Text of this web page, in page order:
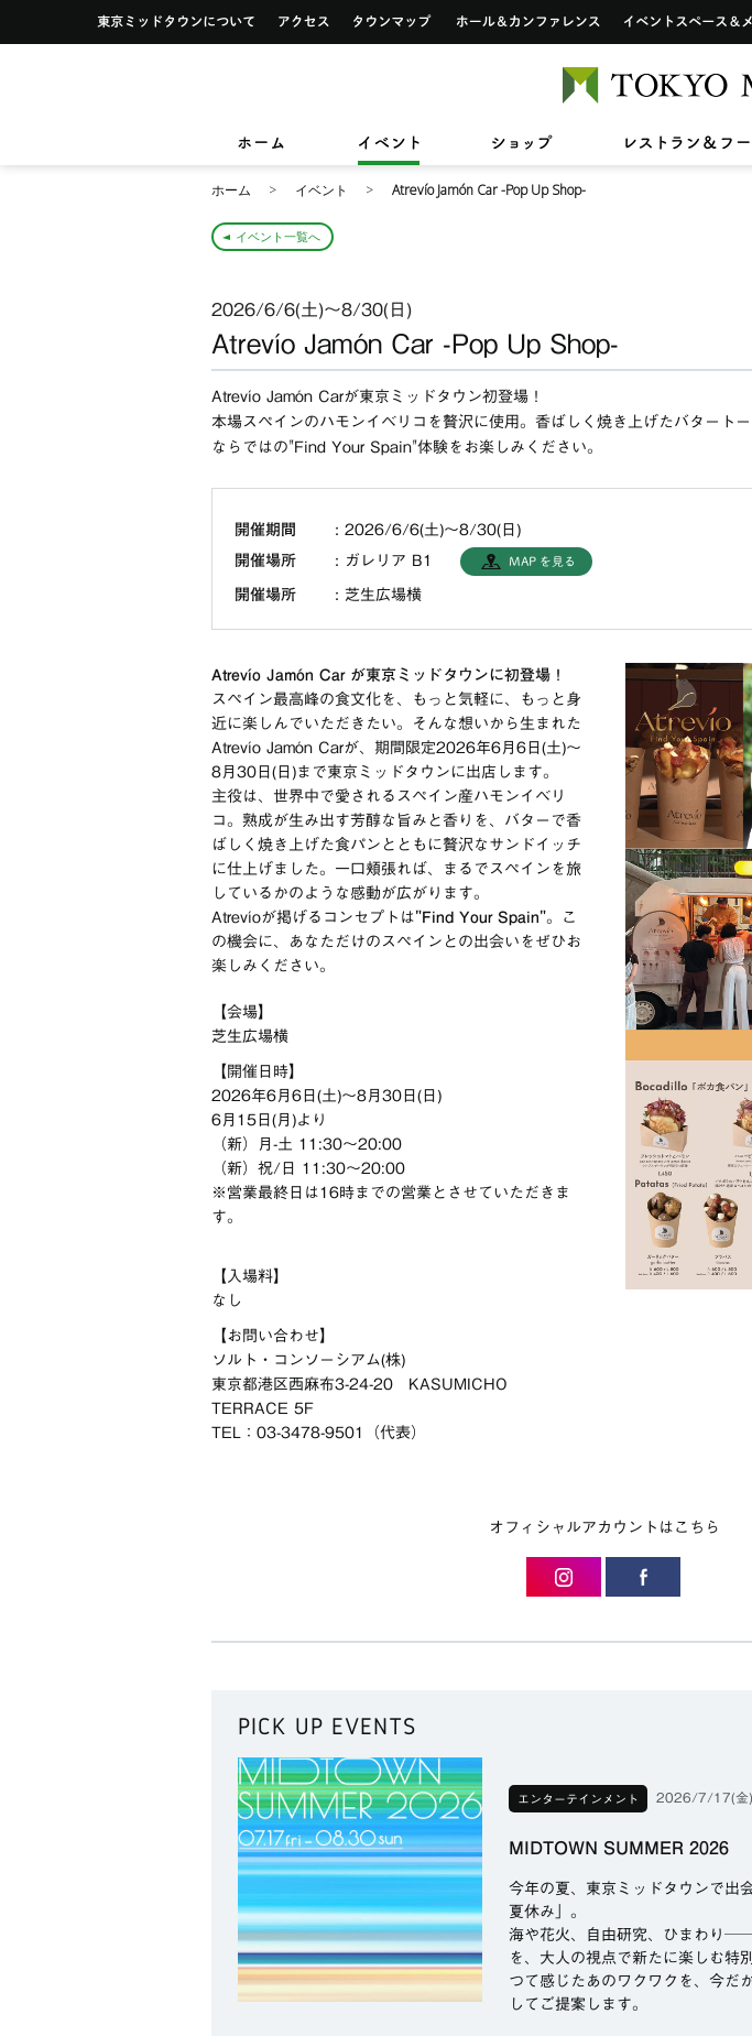
東京ミッドタウンについて
アクセス タウンマップ ホール&カンファレンス
イベント ショップ
2026/3/27(金)〜8/9(日)
スープはいのち
ショップ検索
フロアガイド
2026/7/1(水)〜8/31(月)
レストラン＆フード検索
フロアガイド
2026/7/17(金)〜8/31(月)
アートワーク in 東京ミ
TOKYO MIDTOWN DESIGN LIVE 六本木未来会議
東京ミッドタウンクリニック
東京ミッドタウン レジデンス
ザ・リッツ・カ
サービス案内トップ インフォメーショ
ご利用可能なカー
小さなお子様をお連れのお客様へ バリアフリーサー
ホーム イベント Atrevío Jamón Car -Pop Up Shop-
イベント一覧へ
2026/6/6(土)〜8/30(日)
Atrevío Jamón Car -Pop Up Shop-
Atrevío Jamón Carが東京ミッドタウン初登場！
本場スペインのハモンイベリコを贅沢に使用。香ばしく焼き上げたバタート
ならではの"Find Your Spain"体験をお楽しみください。
開催期間
2026/6/6(土)〜8/30(日)
開催場所
ガレリア B1 MAP を見る
開催場所 芝生広場横
Atrevío Jamón Car が東京ミッドタウンに初登場！
スペイン最高峰の食文化を、もっと気軽に、もっと身
近に楽しんでいただきたい。そんな想いから生まれた
Atrevío Jamón Carが、期間限定2026年6月6日(土)〜
8月30日(日)まで東京ミッドタウンに出店します。
主役は、世界中で愛されるスペイン産ハモンイベリ
コ。熟成が生み出す芳醇な旨みと香りを、バターで香
ばしく焼き上げた食パンとともに贅沢なサンドイッチ
に仕上げました。一口頬張れば、まるでスペインを旅
しているかのような感動が広がります。
Atrevíoが掲げるコンセプトは"Find Your Spain"。こ
の機会に、あなただけのスペインとの出会いをぜひお
楽しみください。
【会場】
芝生広場横
【開催日時】
2026年6月6日(土)～8月30日(日)
6月15日(月)より
（新）月-土 11:30〜20:00
（新）祝/日 11:30〜20:00
※営業最終日は16時までの営業とさせていただきま
す。
【入場料】
なし
【お問い合わせ】
ソルト・コンソーシアム(株)
東京都港区西麻布3-24-20 KASUMICHO
TERRACE 5F
TEL：03-3478-9501（代表）
オフィシャルアカウントはこちら
PICK UP EVENTS
エンターテインメント 2026/7/17(金
MIDTOWN SUMMER 2026
今年の夏、東京ミッドタウンで出
夏休み」。
海や花火、自由研究、ひまわり
を、大人の視点で新たに楽しむ特
つて感じたあのワクワクを、今だ
してご提案します。